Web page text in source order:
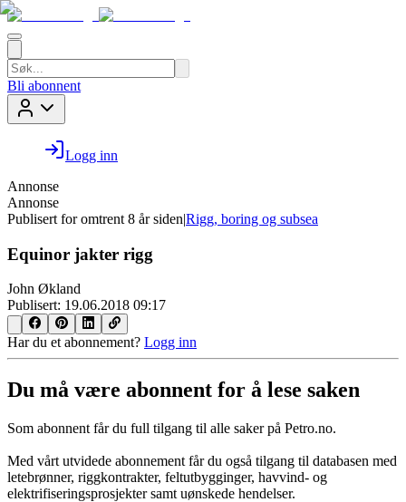
Bli abonnent
Logg inn
Annonse
Annonse
Publisert for omtrent 8 år siden|Rigg, boring og subsea
Equinor jakter rigg
John Økland
Publisert: 19.06.2018 09:17
Har du et abonnement? Logg inn
Du må være abonnent for å lese saken
Som abonnent får du full tilgang til alle saker på Petro.no.
Med vårt utvidede abonnement får du også tilgang til databasen med
letebrønner, riggkontrakter, feltutbygginger, havvind- og
elektrifiseringsprosjekter samt uønskede hendelser.